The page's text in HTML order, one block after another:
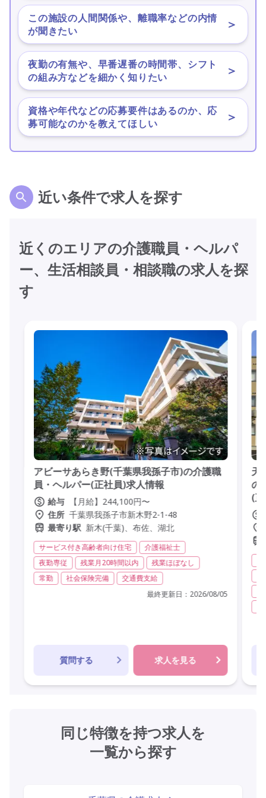
この施設の人間関係や、離職率などの内情
が聞きたい
＞
夜勤の有無や、早番遅番の時間帯、シフト
の組み方などを細かく知りたい
＞
資格や年代などの応募要件はあるのか、応
募可能なのかを教えてほしい
＞
近い条件で求人を探す
近くのエリアの介護職員・ヘルパ
ー、生活相談員・相談職の求人を探
す
アビーサあらき野(千葉県我孫子市)の介護職
員・ヘルパー(正社員)求人情報
給与
【月給】244,100円〜
住所 千葉県我孫子市新木野2-1-48
最寄り駅 新木(千葉)、布佐、湖北
サービス付き高齢者向け住宅
介護福祉士
夜勤専従
残業月20時間以内
残業ほぼなし
常勤
社会保険完備
交通費支給
最終更新日： 2026/08/05
質問する 求人を見る
天
の
(
同じ特徴を持つ求人を
一覧から探す